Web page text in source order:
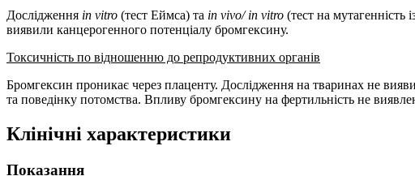
Дослідження in vitro (тест Еймса) та in vivo/ in vitro (тест на
виявили канцерогенного потенціалу бромгексину.
Токсичність по відношенню до репродуктивних органів
Бромгексин проникає через плаценту. Дослідження на тваринах не
та поведінку потомства. Впливу бромгексину на фертильність не
Клінічні характеристики
Показання